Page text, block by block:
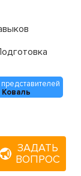
ЗАДАТЬ
ВОПРОС